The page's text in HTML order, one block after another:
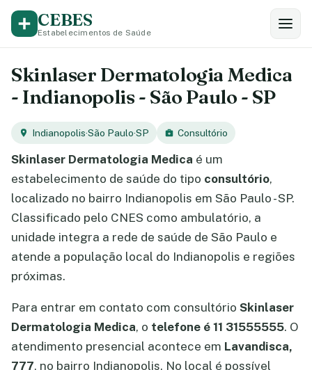
CEBES
Estabelecimentos de Saúde
Skinlaser Dermatologia Medica
- Indianopolis - São Paulo - SP
Indianopolis·São Paulo·SP Consultório
Skinlaser Dermatologia Medica é um
estabelecimento de saúde do tipo consultório,
localizado no bairro Indianopolis em São Paulo - SP.
Classificado pelo CNES como ambulatório, a
unidade integra a rede de saúde de São Paulo e
atende a população local do Indianopolis e regiões
próximas.
Para entrar em contato com consultório Skinlaser
Dermatologia Medica, o telefone é 11 31555555. O
atendimento presencial acontece em Lavandisca,
777, no bairro Indianopolis. No local é possível